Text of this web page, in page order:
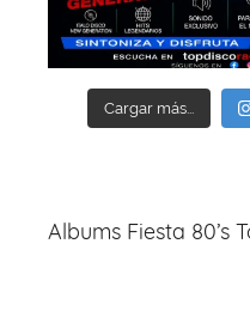
Cargar más...
Albums Fiesta 80’s